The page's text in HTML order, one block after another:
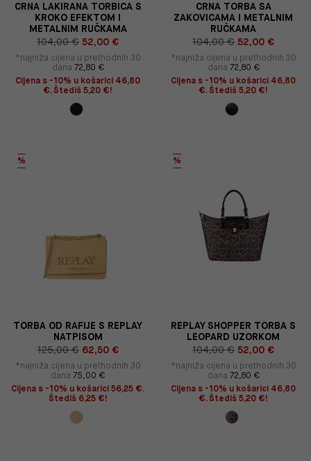
CRNA LAKIRANA TORBICA S
KROKO EFEKTOM I
METALNIM RUČKAMA
104,00 € 52,00 €
*najniža cijena u prethodnih 30
dana 72,80 €
Cijena s -10% u košarici 46,80
€. Štediš 5,20 €!
CRNA TORBA SA
ZAKOVICAMA I METALNIM
RUČKAMA
104,00 € 52,00 €
*najniža cijena u prethodnih 30
dana 72,80 €
Cijena s -10% u košarici 46,80
€. Štediš 5,20 €!
%
TORBA OD RAFIJE S REPLAY
NATPISOM
125,00 € 62,50 €
*najniža cijena u prethodnih 30
dana 75,00 €
Cijena s -10% u košarici 56,25 €.
Štediš 6,25 €!
%
REPLAY SHOPPER TORBA S
LEOPARD UZORKOM
104,00 € 52,00 €
*najniža cijena u prethodnih 30
dana 72,80 €
Cijena s -10% u košarici 46,80
€. Štediš 5,20 €!